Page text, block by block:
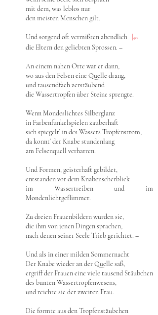
mit dem, was leblos nur
den meisten Menschen gilt.
Und sorgend oft vermißten abendlich 40
die Eltern den geliebten Sprossen. –
An einem nahen Orte war er dann,
wo aus den Felsen eine Quelle drang,
und tausendfach zerstäubend
die Wassertropfen über Steine sprengte.
Wenn Mondeslichtes Silberglanz
in Farbenfunkelspielen zauberhaft
sich spiegelt’ in des Wassers Tropfenstrom,
da konnt’ der Knabe stundenlang
am Felsenquell verharren.
Und Formen, geisterhaft gebildet,
entstanden vor dem Knabenseherblick
im Wassertreiben und im
Mondenlichtgeflimmer.
Zu dreien Frauenbildern wurden sie,
die ihm von jenen Dingen sprachen,
nach denen seiner Seele Trieb gerichtet. –
Und als in einer milden Sommernacht
Der Knabe wieder an der Quelle saß,
ergriff der Frauen eine viele tausend Stäubchen
des bunten Wassertropfenwesens,
und reichte sie der zweiten Frau.
Die formte aus den Tropfenstäubchen